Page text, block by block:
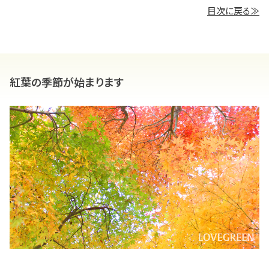
目次に戻る≫
紅葉の季節が始まります